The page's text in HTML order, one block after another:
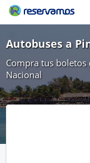
Autobuses a
Compra tus
Nacional